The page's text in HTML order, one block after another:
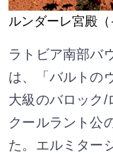
ルンダーレ宮殿（
ラトビア南部バ
は、「バルトの
大級のバロック/
クールラント公
た。エルミター